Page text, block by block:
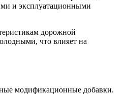
и эксплуатационными
дорожной
что влияет на
модификационные добавки.